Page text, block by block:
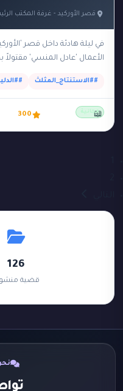
قصر الأوركيد - غرفة المكتب
في ليلة هادئة داخل قصر
الأعمال 'عادل المنسي' مقتولاً
##الاستنتاج_المثلث
مجانية 300 📖
126
قضية